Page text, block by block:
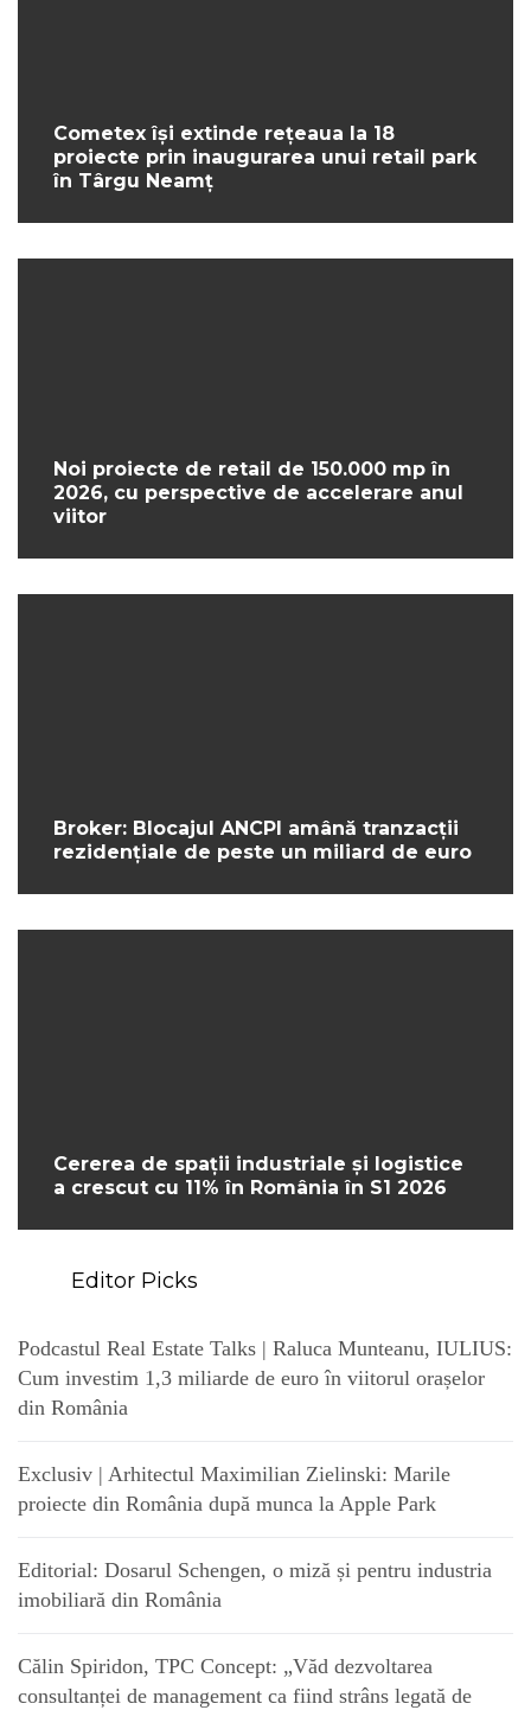
Cometex își extinde rețeaua la 18
proiecte prin inaugurarea unui retail park
în Târgu Neamț
Noi proiecte de retail de 150.000 mp în
2026, cu perspective de accelerare anul
viitor
Broker: Blocajul ANCPI amână tranzacții
rezidențiale de peste un miliard de euro
Cererea de spații industriale și logistice
a crescut cu 11% în România în S1 2026
Editor Picks
Podcastul Real Estate Talks | Raluca Munteanu, IULIUS:
Cum investim 1,3 miliarde de euro în viitorul orașelor
din România
Exclusiv | Arhitectul Maximilian Zielinski: Marile
proiecte din România după munca la Apple Park
Editorial: Dosarul Schengen, o miză și pentru industria
imobiliară din România
Călin Spiridon, TPC Concept: „Văd dezvoltarea
consultanței de management ca fiind strâns legată de